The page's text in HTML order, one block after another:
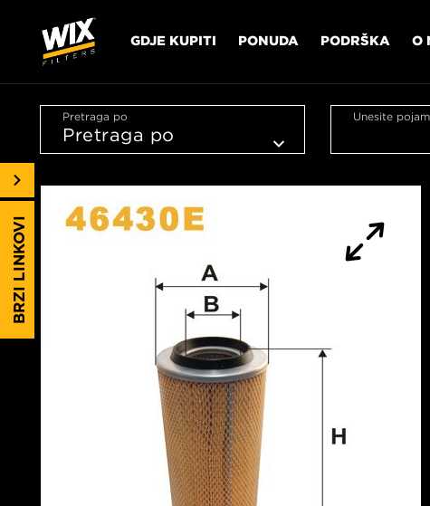
GDJE KUPITI PONUDA PODRŠKA O
Pretraga po Unesite
BRZI LINKOVI